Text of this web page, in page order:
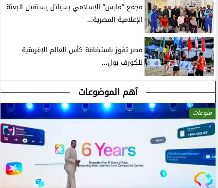
مجمع ”مابس” الإسلامي بسياتل يستقبل البعثة
الإعلامية المصرية...
مصر تفوز باستضافة كأس العالم الإفريقية
للكورف بول...
آهم الموضوعات
منوعات